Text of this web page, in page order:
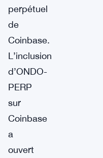
perpétuel
de
Coinbase.
L’inclusion
d’ONDO-
PERP
sur
Coinbase
a
ouvert